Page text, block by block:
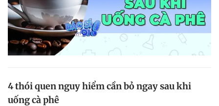
4 thói quen nguy hiểm cần bỏ ngay sau khi
uống cà phê